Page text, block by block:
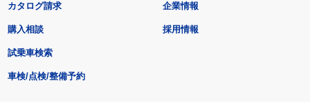
カタログ請求
購入相談
試乗車検索
車検/点検/整備予約
企業情報
採用情報